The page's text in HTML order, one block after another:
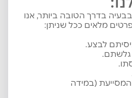
בדרך הטובה ביותר, אנו
מלאים ככל שניתן:
לבצע.
גלשתם.
המסייעת (במידה